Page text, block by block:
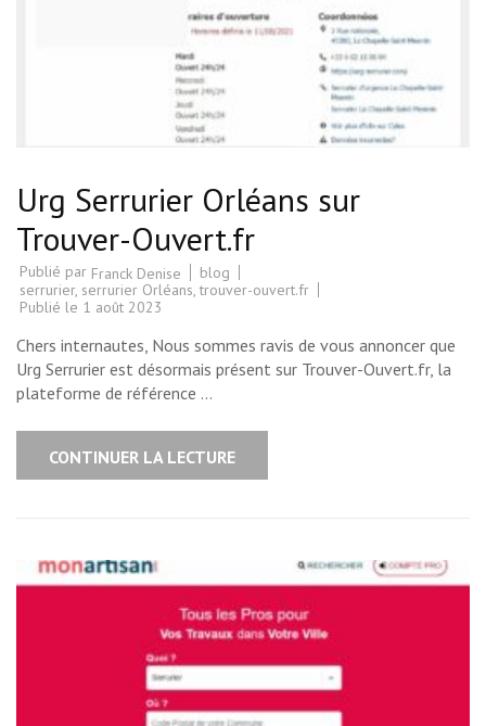
Urg Serrurier Orléans sur
Trouver-Ouvert.fr
Publié par Franck Denise
blog
serrurier, serrurier Orléans,trouver-ouvert.fr
Publié le 1 août 2023
Chers internautes, Nous sommes ravis de vous annoncer que
Urg Serrurier est désormais présent sur Trouver-Ouvert.fr, la
plateforme de référence …
CONTINUER LA LECTURE